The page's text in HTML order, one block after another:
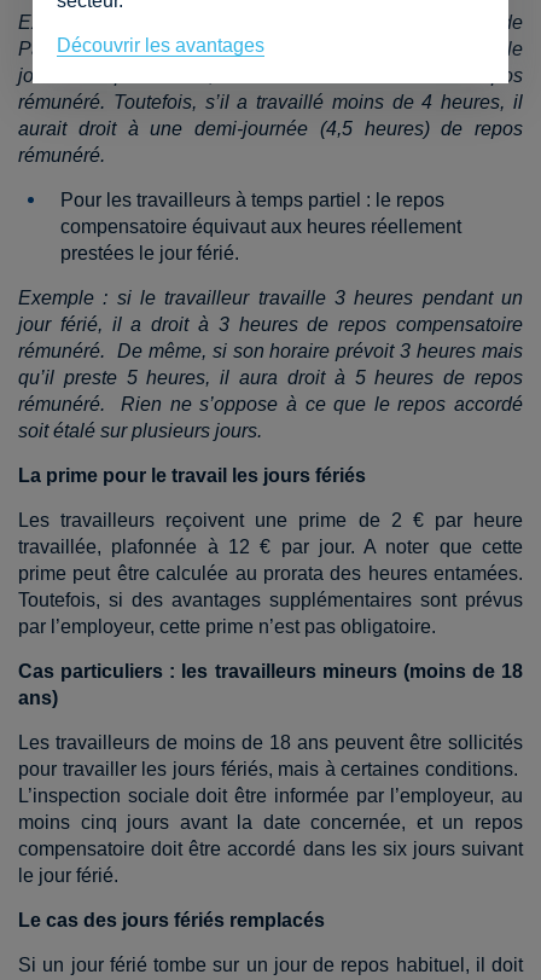
Exemple : Si un travailleur a travaillé 6 heures le lundi de
Pâques, alors que son horaire prévoyait 9 heures pour le
jour de repos choisi, il a droit à 9 heures de repos
rémunéré. Toutefois, s’il a travaillé moins de 4 heures, il
aurait droit à une demi-journée (4,5 heures) de repos
rémunéré.
Pour les travailleurs à temps partiel : le repos
compensatoire équivaut aux heures réellement
prestées le jour férié.
Exemple : si le travailleur travaille 3 heures pendant un
jour férié, il a droit à 3 heures de repos compensatoire
rémunéré. De même, si son horaire prévoit 3 heures mais
qu’il preste 5 heures, il aura droit à 5 heures de repos
rémunéré. Rien ne s’oppose à ce que le repos accordé
soit étalé sur plusieurs jours.
La prime pour le travail les jours fériés
Les travailleurs reçoivent une prime de 2 € par heure
travaillée, plafonnée à 12 € par jour. A noter que cette
prime peut être calculée au prorata des heures entamées.
Toutefois, si des avantages supplémentaires sont prévus
par l’employeur, cette prime n’est pas obligatoire.
Cas particuliers : les travailleurs mineurs (moins de 18
ans)
Les travailleurs de moins de 18 ans peuvent être sollicités
pour travailler les jours fériés, mais à certaines conditions.
L’inspection sociale doit être informée par l’employeur, au
moins cinq jours avant la date concernée, et un repos
compensatoire doit être accordé dans les six jours suivant
le jour férié.
Le cas des jours fériés remplacés
Si un jour férié tombe sur un jour de repos habituel, il doit
Découvrir les avantages